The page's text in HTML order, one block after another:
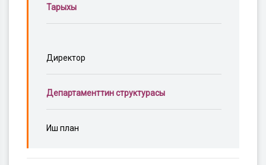
Тарыхы
Директор
Департаменттин структурасы
Иш план